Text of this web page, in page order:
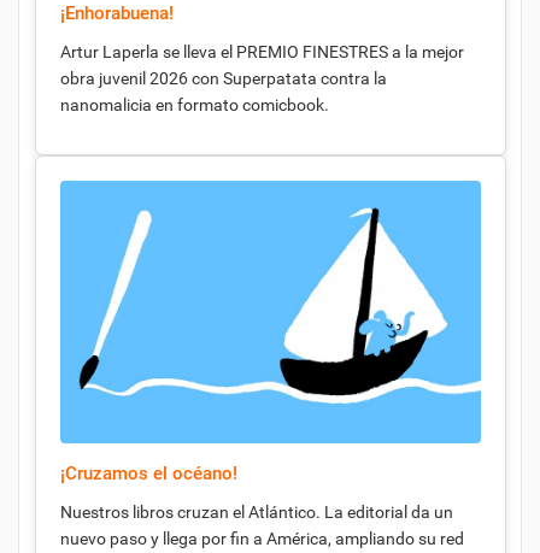
¡Enhorabuena!
Artur Laperla se lleva el PREMIO FINESTRES a la mejor
obra juvenil 2026 con Superpatata contra la
nanomalicia en formato comicbook.
¡Cruzamos el océano!
Nuestros libros cruzan el Atlántico. La editorial da un
nuevo paso y llega por fin a América, ampliando su red